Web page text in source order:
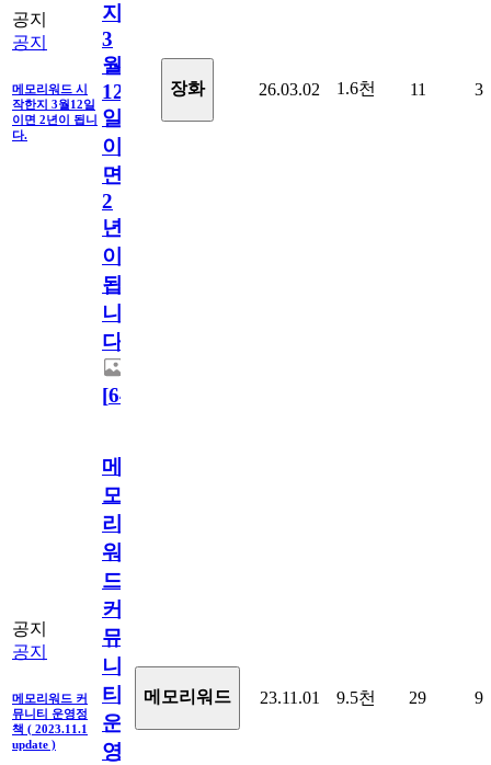
공지
공지
메모리워드 시
작한지 3월12일
이면 2년이 됩니
다.
지
3
월
12
일
이
면
2
년
이
됩
니
다.
[64
장화 26.03.02 1.6천 11 3
공지
공지
메모리워드 커
뮤니티 운영정
책 ( 2023.11.1
update )
메
모
리
워
드
커
뮤
니
티
운
영
메모리워드 23.11.01 9.5천 29 9